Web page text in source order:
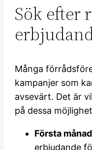
Sök efter
Många
kampanjer som
avsevärt. Det är
på dessa
Första
erbjudande